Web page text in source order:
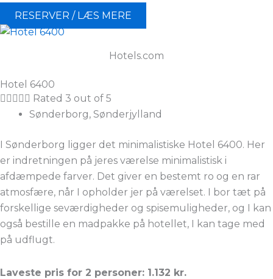
RESERVER / LÆS MERE
Hotels.com
Hotel 6400
 Rated 3 out of 5
Sønderborg, Sønderjylland
I Sønderborg ligger det minimalistiske Hotel 6400. Her
er indretningen på jeres værelse minimalistisk i
afdæmpede farver. Det giver en bestemt ro og en rar
atmosfære, når I opholder jer på værelset. I bor tæt på
forskellige seværdigheder og spisemuligheder, og I kan
også bestille en madpakke på hotellet, I kan tage med
på udflugt.
Laveste pris for 2 personer: 1.132 kr.